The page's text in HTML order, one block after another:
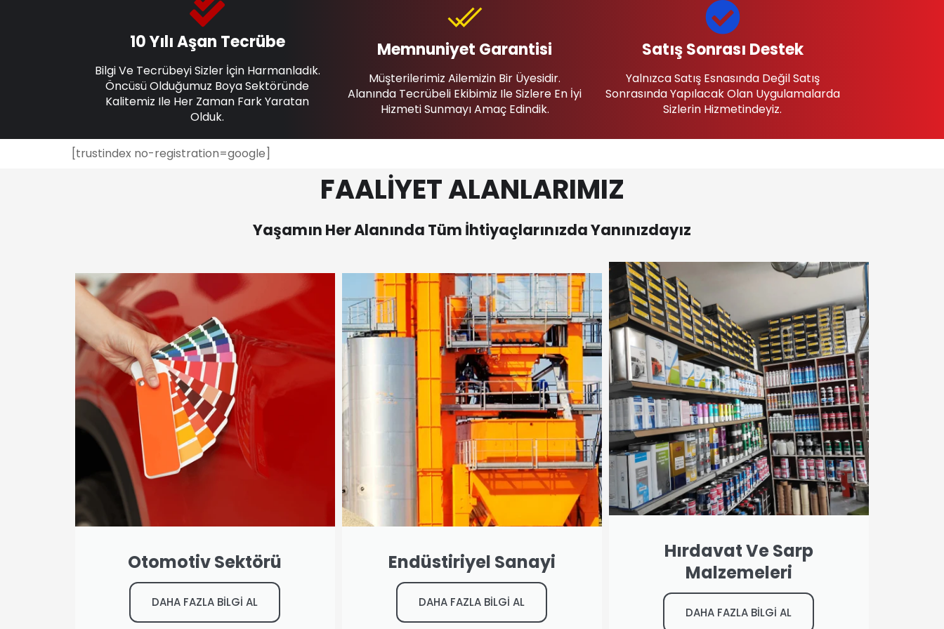
10 Yılı Aşan Tecrübe
Bilgi Ve Tecrübeyi Sizler İçin Harmanladık.
Öncüsü Olduğumuz Boya Sektöründe
Kalitemiz Ile Her Zaman Fark Yaratan
Olduk.
Memnuniyet Garantisi
Müşterilerimiz Ailemizin Bir Üyesidir.
Alanında Tecrübeli Ekibimiz Ile Sizlere En İyi
Hizmeti Sunmayı Amaç Edindik.
Satış Sonrası Destek
Yalnızca Satış Esnasında Değil Satış
Sonrasında Yapılacak Olan Uygulamalarda
Sizlerin Hizmetindeyiz.
[trustindex no-registration=google]
FAALİYET ALANLARIMIZ
Yaşamın Her Alanında Tüm İhtiyaçlarınızda Yanınızdayız
Otomotiv Sektörü
DAHA FAZLA BİLGİ AL
Endüstiriyel Sanayi
DAHA FAZLA BİLGİ AL
Hırdavat Ve Sarp
Malzemeleri
DAHA FAZLA BİLGİ AL